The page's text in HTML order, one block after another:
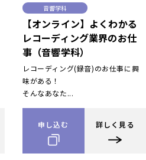
音響学科
【オンライン】よくわかる
レコーディング業界のお仕
事（音響学科）
レコーディング(録音)のお仕事に興
味がある！
そんなあなた...
申し込む 詳しく見る